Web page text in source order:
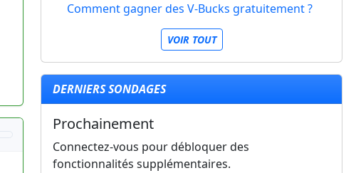
Comment gagner des V-Bucks gratuitement ?
VOIR TOUT
DERNIERS SONDAGES
Prochainement
Connectez-vous pour débloquer des
fonctionnalités supplémentaires.